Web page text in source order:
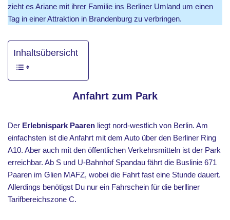
zieht es Ariane mit ihrer Familie ins Berliner Umland um einen
Tag in einer Attraktion in Brandenburg zu verbringen.
Inhaltsübersicht
Anfahrt zum Park
Der Erlebnispark Paaren liegt nord-westlich von Berlin. Am
einfachsten ist die Anfahrt mit dem Auto über den Berliner Ring
A10. Aber auch mit den öffentlichen Verkehrsmitteln ist der Park
erreichbar. Ab S und U-Bahnhof Spandau fährt die Buslinie 671
Paaren im Glien MAFZ, wobei die Fahrt fast eine Stunde dauert.
Allerdings benötigst Du nur ein Fahrschein für die berlliner
Tarifbereichszone C.